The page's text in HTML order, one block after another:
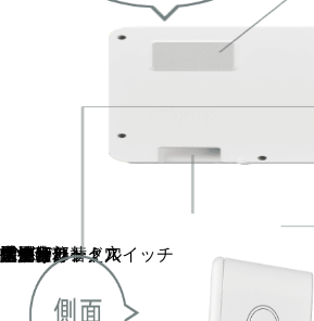
マグネット
壁掛けフック穴
手持ちハンドル
スピーカー
音量切り替えスイッチ
計測半分
通知音
ON/OFF
ボタン
指かけ部
電池蓋